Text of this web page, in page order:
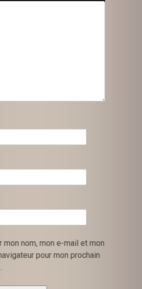
mon nom, mon e-mail et mon
pour mon prochain